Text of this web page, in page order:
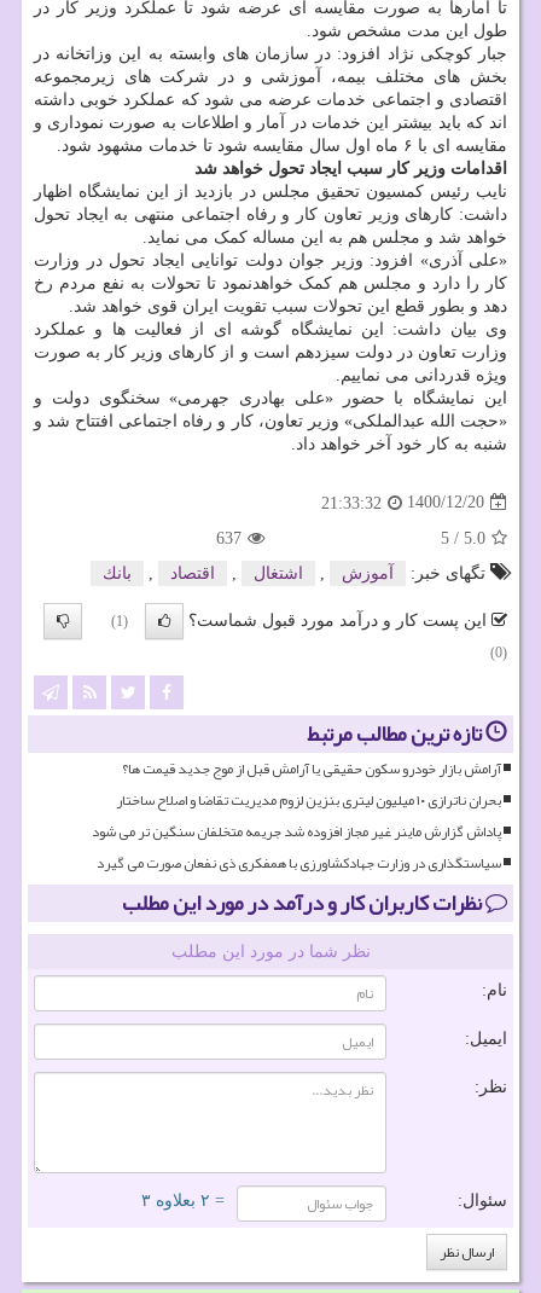
تا آمارها به صورت مقایسه ای عرضه شود تا عملکرد وزیر کار در
طول این مدت مشخص شود.
جبار کوچکی نژاد افزود: در سازمان های وابسته به این وزاتخانه در
بخش های مختلف بیمه، آموزشی و در شرکت های زیرمجموعه
اقتصادی و اجتماعی خدمات عرضه می شود که عملکرد خوبی داشته
اند که باید بیشتر این خدمات در آمار و اطلاعات به صورت نموداری و
مقایسه ای با ۶ ماه اول سال مقایسه شود تا خدمات مشهود شود.
اقدامات وزیر کار سبب ایجاد تحول خواهد شد
نایب رئیس کمسیون تحقیق مجلس در بازدید از این نمایشگاه اظهار
داشت: کارهای وزیر تعاون کار و رفاه اجتماعی منتهی به ایجاد تحول
خواهد شد و مجلس هم به این مساله کمک می نماید.
«علی آذری» افزود: وزیر جوان دولت توانایی ایجاد تحول در وزارت
کار را دارد و مجلس هم کمک خواهدنمود تا تحولات به نفع مردم رخ
دهد و بطور قطع این تحولات سبب تقویت ایران قوی خواهد شد.
وی بیان داشت: این نمایشگاه گوشه ای از فعالیت ها و عملکرد
وزارت تعاون در دولت سیزدهم است و از کارهای وزیر کار به صورت
ویژه قدردانی می نماییم.
این نمایشگاه با حضور «علی بهادری جهرمی» سخنگوی دولت و
«حجت الله عبدالملکی» وزیر تعاون، کار و رفاه اجتماعی افتتاح شد و
شنبه به کار خود آخر خواهد داد.
1400/12/20
21:33:32
5.0
/
5
637
تگهای خبر:
آموزش اشتغال اقتصاد بانك
این پست کار و درآمد مورد قبول شماست؟
(1)
(0)
تازه ترین مطالب مرتبط
آرامش بازار خودرو سکون حقیقی یا آرامش قبل از موج جدید قیمت ها؟
بحران ناترازی ۱۰ میلیون لیتری بنزین لزوم مدیریت تقاضا و اصلاح ساختار
پاداش گزارش ماینر غیر مجاز افزوده شد جریمه متخلفان سنگین تر می شود
سیاستگذاری در وزارت جهادکشاورزی با همفکری ذی نفعان صورت می گیرد
نظرات کاربران کار و درآمد در مورد این مطلب
نظر شما در مورد این مطلب
نام:
ایمیل:
نظر:
سئوال: = ۲ بعلاوه ۳